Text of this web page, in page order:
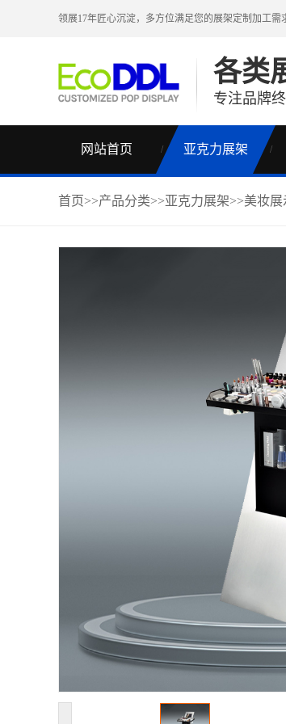
领展17年匠心沉淀，多方位满足您的展架定制加工需
各类
专注品牌
网站首页 亚克力展架
首页>>产品分类>>亚克力展架>>美妆展